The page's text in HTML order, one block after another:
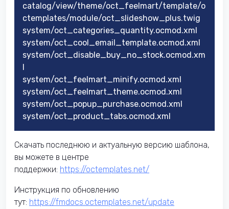
catalog/view/theme/oct_feelmart/template/o
ctemplates/module/oct_slideshow_plus.twig
system/oct_categories_quantity.ocmod.xml
system/oct_cool_email_template.ocmod.xml
system/oct_disable_buy_no_stock.ocmod.xm
l
system/oct_feelmart_minify.ocmod.xml
system/oct_feelmart_theme.ocmod.xml
system/oct_popup_purchase.ocmod.xml
system/oct_product_tabs.ocmod.xml
Скачать последнюю и актуальную версию шаблона,
вы можете в центре
поддержки: https://octemplates.net/
Инструкция по обновлению
тут: https://fmdocs.octemplates.net/update